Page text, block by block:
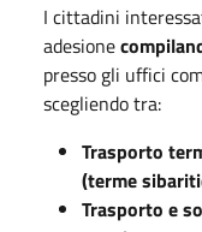
I cittadini
adesione
presso gli uffici
scegliendo tra:
Trasporto
(terme
Trasporto e